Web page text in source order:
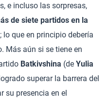
e incluso las sorpresas,
de siete partidos en la
; lo que en principio debería
Más aún si se tiene en
Batkivshina (de Yulia
superar la barrera del
su presencia en el